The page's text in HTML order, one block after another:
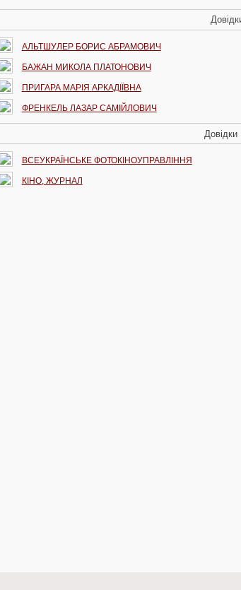
АЛЬТШУЛЕР БОРИС АБРАМОВИЧ
БАЖАН МИКОЛА ПЛАТОНОВИЧ
ПРИГАРА МАРІЯ АРКАДІЇВНА
ФРЕНКЕЛЬ ЛАЗАР САМІЙЛОВИЧ
Довідки
ВСЕУКРАЇНСЬКЕ ФОТОКІНОУПРАВЛІННЯ
КІНО, ЖУРНАЛ